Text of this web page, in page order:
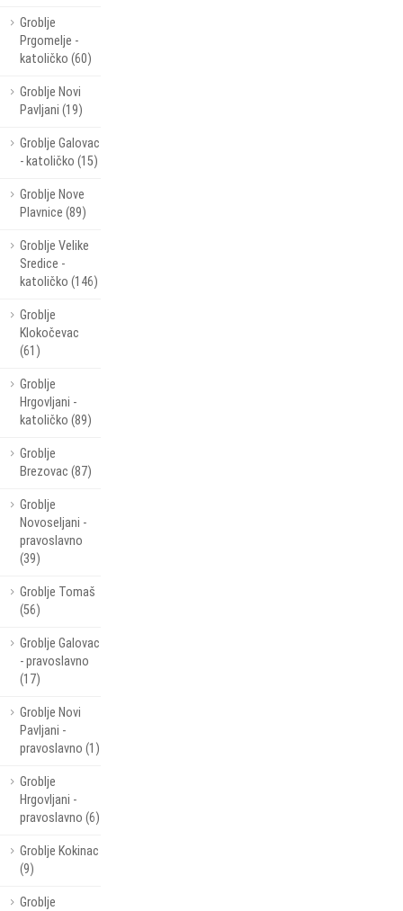
Groblje
Prgomelje -
katoličko (60)
Groblje Novi
Pavljani (19)
Groblje Galovac
- katoličko (15)
Groblje Nove
Plavnice (89)
Groblje Velike
Sredice -
katoličko (146)
Groblje
Klokočevac
(61)
Groblje
Hrgovljani -
katoličko (89)
Groblje
Brezovac (87)
Groblje
Novoseljani -
pravoslavno
(39)
Groblje Tomaš
(56)
Groblje Galovac
- pravoslavno
(17)
Groblje Novi
Pavljani -
pravoslavno (1)
Groblje
Hrgovljani -
pravoslavno (6)
Groblje Kokinac
(9)
Groblje